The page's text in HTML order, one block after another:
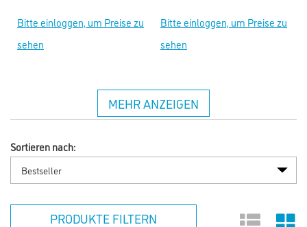
Bitte einloggen, um Preise zu
sehen
Bitte einloggen, um Preise zu
sehen
MEHR ANZEIGEN
Sortieren nach:
PRODUKTE FILTERN